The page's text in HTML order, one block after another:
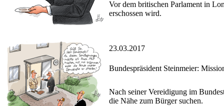
Vor dem britischen Parlament in
erschossen wird.
23.03.2017
Bundespräsident Steinmeier:
Nach seiner Vereidigung im
die Nähe zum Bürger suchen.